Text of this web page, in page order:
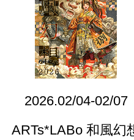
2026.02/04-02/07
ARTs*LABo 和風幻